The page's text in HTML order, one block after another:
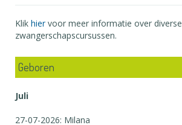
Klik hiervoor meer informatie over diverse
zwangerschapscursussen.
Geboren
Juli
27-07-2026: Milana